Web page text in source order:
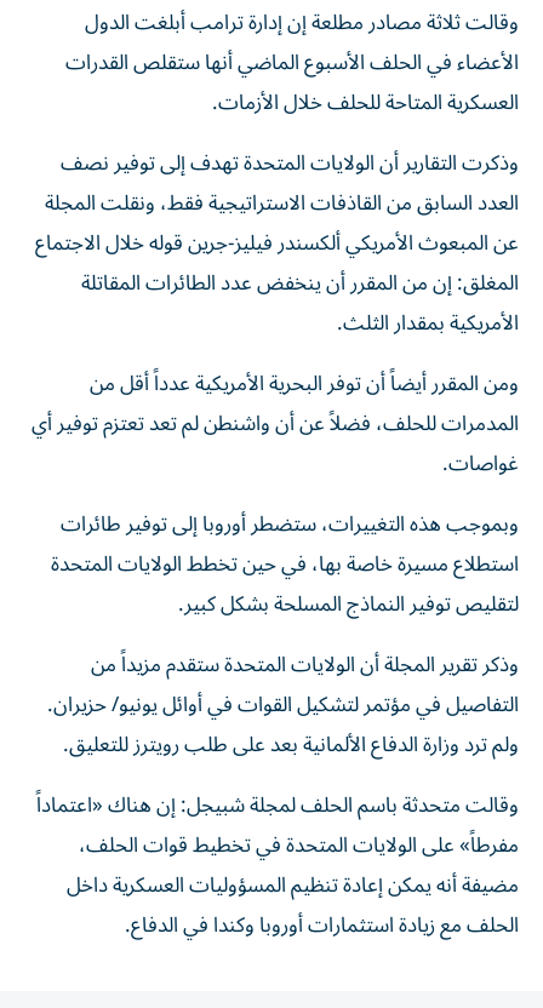
وقالت ثلاثة مصادر مطلعة إن إدارة ترامب أبلغت الدول
الأعضاء في الحلف الأسبوع الماضي أنها ستقلص القدرات
العسكرية المتاحة ⁠للحلف خلال الأزمات.
وذكرت التقارير أن الولايات المتحدة تهدف إلى توفير نصف
العدد السابق من القاذفات الاستراتيجية فقط، ونقلت المجلة
عن المبعوث الأمريكي ألكسندر فيليز-جرين قوله خلال الاجتماع
المغلق: ​إن ‌من المقرر أن ينخفض عدد الطائرات المقاتلة
الأمريكية بمقدار الثلث.
ومن المقرر ‌أيضاً أن توفر البحرية الأمريكية عدداً أقل من
المدمرات للحلف، فضلاً عن أن واشنطن لم تعد تعتزم توفير أي
غواصات.
وبموجب هذه التغييرات، ستضطر أوروبا إلى توفير طائرات
‌استطلاع مسيرة خاصة ‌بها، في حين تخطط الولايات المتحدة
⁠لتقليص توفير النماذج المسلحة بشكل كبير.
وذكر تقرير المجلة أن الولايات ‌المتحدة ستقدم مزيداً من
التفاصيل في مؤتمر لتشكيل القوات في أوائل يونيو/ حزيران.
ولم ترد وزارة الدفاع الألمانية بعد على طلب ⁠رويترز للتعليق.
وقالت متحدثة باسم الحلف لمجلة شبيجل: إن هناك «اعتماداً ​
مفرطاً» على الولايات المتحدة في تخطيط قوات الحلف،
مضيفة أنه يمكن إعادة تنظيم المسؤوليات العسكرية داخل
الحلف مع زيادة استثمارات أوروبا وكندا في ⁠الدفاع.